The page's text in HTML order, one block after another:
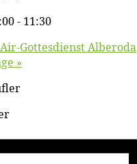
- 11:30
Got­tes­dienst Alberoda
»